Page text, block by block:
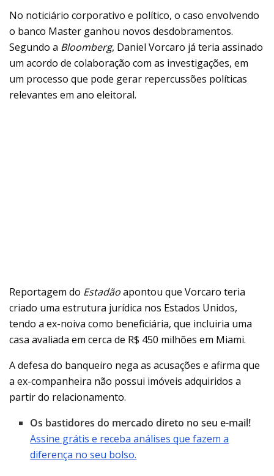
No noticiário corporativo e político, o caso envolvendo
o banco Master ganhou novos desdobramentos.
Segundo a Bloomberg, Daniel Vorcaro já teria assinado
um acordo de colaboração com as investigações, em
um processo que pode gerar repercussões políticas
relevantes em ano eleitoral.
Reportagem do Estadãoapontou que Vorcaro teria
criado uma estrutura jurídica nos Estados Unidos,
tendo a ex-noiva como beneficiária, que incluiria uma
casa avaliada em cerca de R$ 450 milhões em Miami.
A defesa do banqueiro nega as acusações e afirma que
a ex-companheira não possui imóveis adquiridos a
partir do relacionamento.
Os bastidores do mercado direto no seu e-mail!
Assine grátis e receba análises que fazem a
diferença no seu bolso.